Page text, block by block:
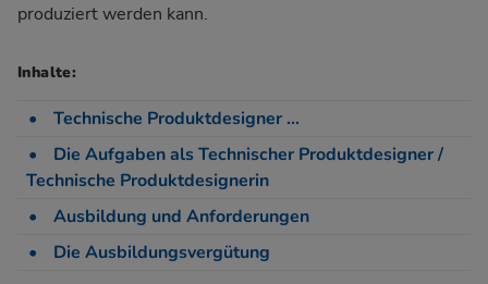
produziert werden kann.
Inhalte:
Technische Produktdesigner ...
Die Aufgaben als Technischer Produktdesigner /
Technische Produktdesignerin
Ausbildung und Anforderungen
Die Ausbildungsvergütung